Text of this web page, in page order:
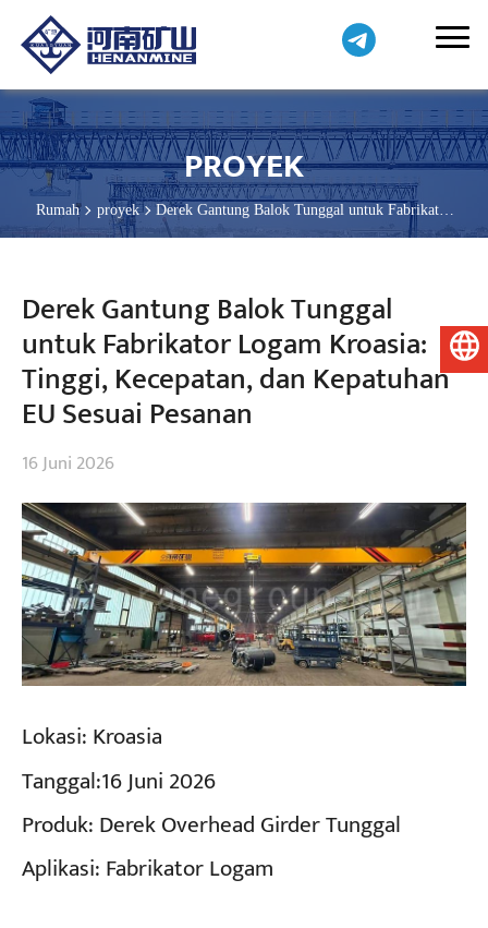
PROYEK
Rumah proyek
Derek Gantung Balok Tunggal untuk Fabrikator
Logam Kroasia: Tinggi, Kecepatan, dan Kepatuhan EU Sesuai
Derek Gantung Balok Tunggal
untuk Fabrikator Logam Kroasia:
Tinggi, Kecepatan, dan Kepatuhan
EU Sesuai Pesanan
16 Juni 2026
Lokasi: Kroasia
Tanggal:16 Juni 2026
Produk: Derek Overhead Girder Tunggal
Aplikasi: Fabrikator Logam
Bahasa Indonesia